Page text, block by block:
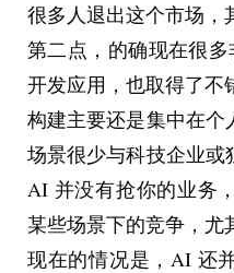
很多人退出这个市场，
第二点，的确现在很
开发应用，也取得了不
构建主要还是集中在
场景很少与科技企业或
AI 并没有抢你的业务
某些场景下的竞争，尤
现在的情况是，AI 还